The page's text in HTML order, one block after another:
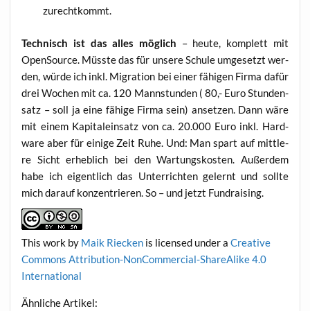
zurechtkommt.
Tech­nisch ist das alles mög­lich – heu­te, kom­plett mit
Open­So­ur­ce. Müss­te das für unse­re Schu­le umge­setzt wer­
den, wür­de ich inkl. Migra­ti­on bei einer fähi­gen Fir­ma dafür
drei Wochen mit ca. 120 Mann­stun­den ( 80,- Euro Stun­den­
satz – soll ja eine fähi­ge Fir­ma sein) anset­zen. Dann wäre
mit einem Kapi­tal­ein­satz von ca. 20.000 Euro inkl. Hard­
ware aber für eini­ge Zeit Ruhe. Und: Man spart auf mitt­le­
re Sicht erheb­lich bei den War­tungs­kos­ten. Außer­dem
habe ich eigent­lich das Unter­rich­ten gelernt und soll­te
mich dar­auf kon­zen­trie­ren. So – und jetzt Fundraising.
This work by Maik Riecken is licen­sed under aCrea­ti­ve
Com­mons Attri­bu­ti­on-Non­Com­mer­cial-ShareA­li­ke 4.0
International
Ähn­li­che Artikel: